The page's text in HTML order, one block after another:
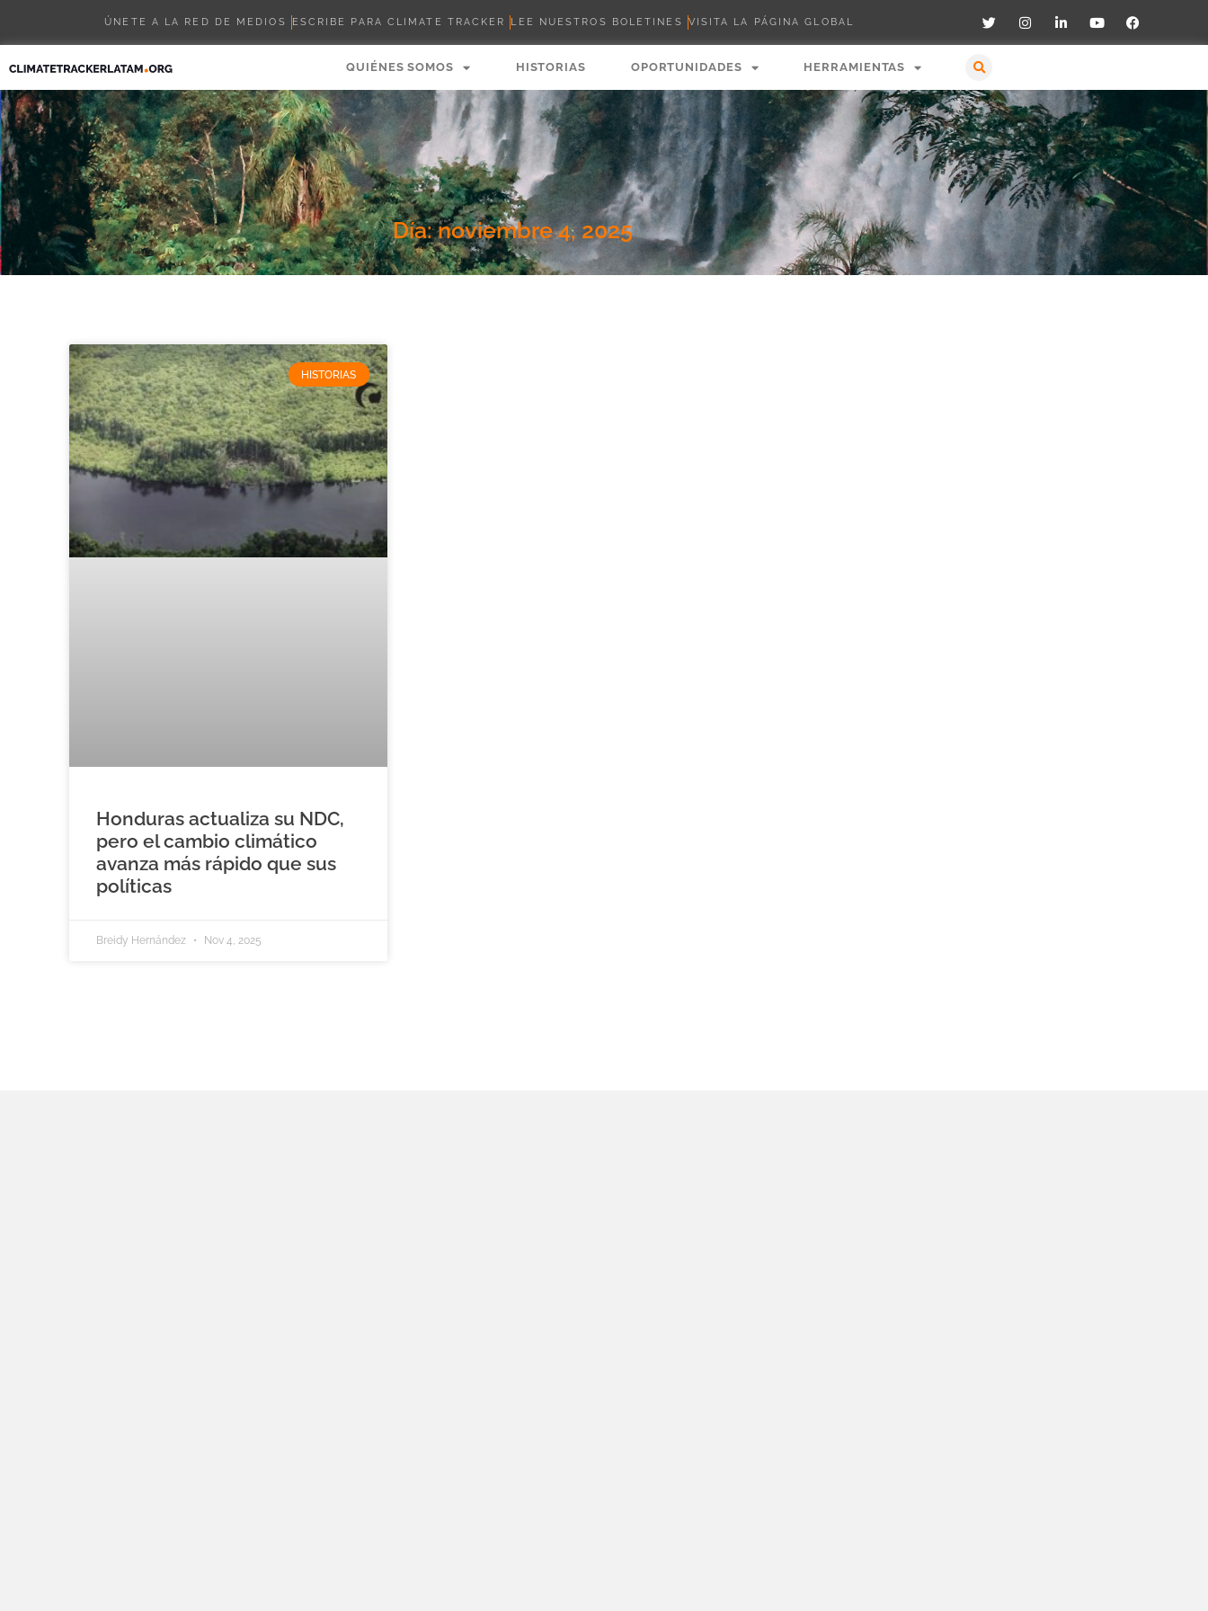
ÚNETE A LA RED DE MEDIOS ESCRIBE PARA CLIMATE TRACKER LEE NUESTROS BOLETINES VISITA LA PÁGINA GLOBAL
QUIÉNES SOMOS HISTORIAS OPORTUNIDADES HERRAMIENTAS
Día: noviembre 4, 2025
HISTORIAS
Honduras actualiza su NDC,
pero el cambio climático
avanza más rápido que sus
políticas
Breidy Hernández Nov 4, 2025